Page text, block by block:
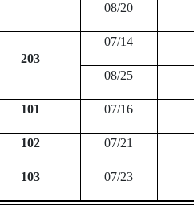
08/20
203
07/14
08/25
101 07/16
102 07/21
103 07/23